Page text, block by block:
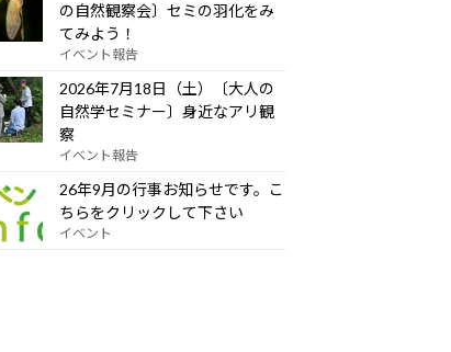
の自然観察会〕セミの羽化をみ
てみよう！
イベント報告
2026年7月18日（土）〔大人の
自然学セミナー〕身近なアリ観
察
イベント報告
26年9月の行事お知らせです。こ
ちらをクリックして下さい
イベント